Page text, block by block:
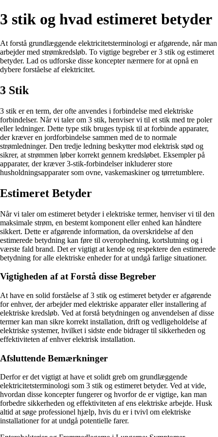
3 stik og hvad estimeret betyder
At forstå grundlæggende elektricitetsterminologi er afgørende, når man
arbejder med strømkredsløb. To vigtige begreber er 3 stik og estimeret
betyder. Lad os udforske disse koncepter nærmere for at opnå en
dybere forståelse af elektricitet.
3 Stik
3 stik er en term, der ofte anvendes i forbindelse med elektriske
forbindelser. Når vi taler om 3 stik, henviser vi til et stik med tre poler
eller ledninger. Dette type stik bruges typisk til at forbinde apparater,
der kræver en jordforbindelse sammen med de to normale
strømledninger. Den tredje ledning beskytter mod elektrisk stød og
sikrer, at strømmen løber korrekt gennem kredsløbet. Eksempler på
apparater, der kræver 3-stik-forbindelser inkluderer store
husholdningsapparater som ovne, vaskemaskiner og tørretumblere.
Estimeret Betyder
Når vi taler om estimeret betyder i elektriske termer, henviser vi til den
maksimale strøm, en bestemt komponent eller enhed kan håndtere
sikkert. Dette er afgørende information, da overskridelse af den
estimerede betydning kan føre til overophedning, kortslutning og i
værste fald brand. Det er vigtigt at kende og respektere den estimerede
betydning for alle elektriske enheder for at undgå farlige situationer.
Vigtigheden af at Forstå disse Begreber
At have en solid forståelse af 3 stik og estimeret betyder er afgørende
for enhver, der arbejder med elektriske apparater eller installering af
elektriske kredsløb. Ved at forstå betydningen og anvendelsen af disse
termer kan man sikre korrekt installation, drift og vedligeholdelse af
elektriske systemer, hvilket i sidste ende bidrager til sikkerheden og
effektiviteten af enhver elektrisk installation.
Afsluttende Bemærkninger
Derfor er det vigtigt at have et solidt greb om grundlæggende
elektricitetsterminologi som 3 stik og estimeret betyder. Ved at vide,
hvordan disse koncepter fungerer og hvorfor de er vigtige, kan man
forbedre sikkerheden og effektiviteten af ens elektriske arbejde. Husk
altid at søge professionel hjælp, hvis du er i tvivl om elektriske
installationer for at undgå potentielle farer.